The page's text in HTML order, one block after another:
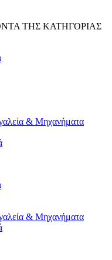
ΤΗΣ ΚΑΤΗΓΟΡΙΑΣ
& Μηχανήματα
& Μηχανήματα